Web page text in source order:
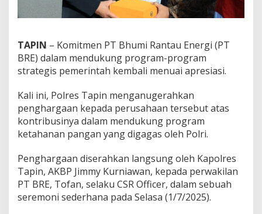
TAPIN – Komitmen PT Bhumi Rantau Energi (PT
BRE) dalam mendukung program-program
strategis pemerintah kembali menuai apresiasi.
Kali ini, Polres Tapin menganugerahkan
penghargaan kepada perusahaan tersebut atas
kontribusinya dalam mendukung program
ketahanan pangan yang digagas oleh Polri.
Penghargaan diserahkan langsung oleh Kapolres
Tapin, AKBP Jimmy Kurniawan, kepada perwakilan
PT BRE, Tofan, selaku CSR Officer, dalam sebuah
seremoni sederhana pada Selasa (1/7/2025).